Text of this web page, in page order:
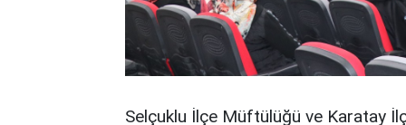
Selçuklu İlçe Müftülüğü ve Karatay